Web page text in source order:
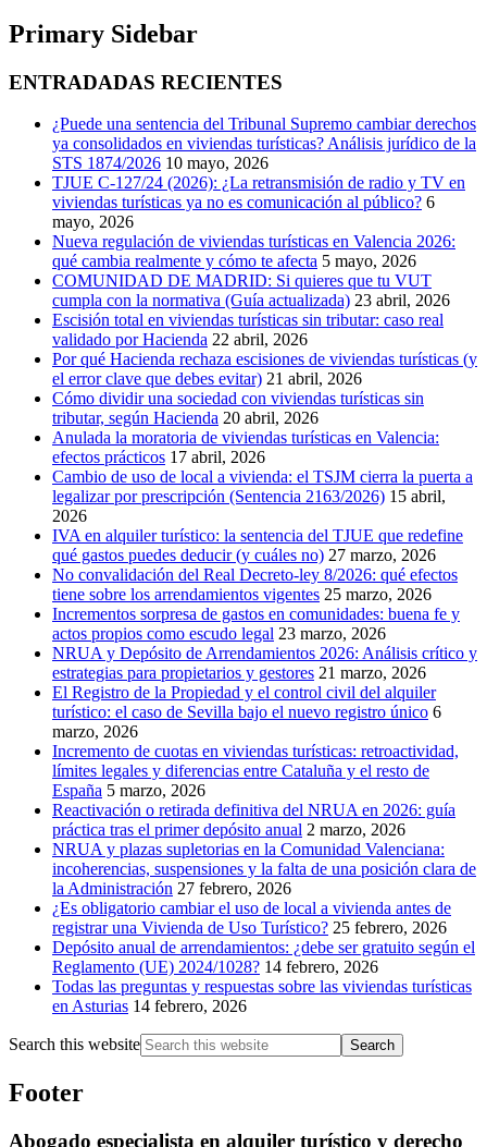
Primary Sidebar
ENTRADADAS RECIENTES
¿Puede una sentencia del Tribunal Supremo cambiar derechos
ya consolidados en viviendas turísticas? Análisis jurídico de la
STS 1874/2026 10 mayo, 2026
TJUE C-127/24 (2026): ¿La retransmisión de radio y TV en
viviendas turísticas ya no es comunicación al público? 6
mayo, 2026
Nueva regulación de viviendas turísticas en Valencia 2026:
qué cambia realmente y cómo te afecta 5 mayo, 2026
COMUNIDAD DE MADRID: Si quieres que tu VUT
cumpla con la normativa (Guía actualizada) 23 abril, 2026
Escisión total en viviendas turísticas sin tributar: caso real
validado por Hacienda 22 abril, 2026
Por qué Hacienda rechaza escisiones de viviendas turísticas (y
el error clave que debes evitar) 21 abril, 2026
Cómo dividir una sociedad con viviendas turísticas sin
tributar, según Hacienda 20 abril, 2026
Anulada la moratoria de viviendas turísticas en Valencia:
efectos prácticos 17 abril, 2026
Cambio de uso de local a vivienda: el TSJM cierra la puerta a
legalizar por prescripción (Sentencia 2163/2026) 15 abril,
2026
IVA en alquiler turístico: la sentencia del TJUE que redefine
qué gastos puedes deducir (y cuáles no) 27 marzo, 2026
No convalidación del Real Decreto-ley 8/2026: qué efectos
tiene sobre los arrendamientos vigentes 25 marzo, 2026
Incrementos sorpresa de gastos en comunidades: buena fe y
actos propios como escudo legal 23 marzo, 2026
NRUA y Depósito de Arrendamientos 2026: Análisis crítico y
estrategias para propietarios y gestores 21 marzo, 2026
El Registro de la Propiedad y el control civil del alquiler
turístico: el caso de Sevilla bajo el nuevo registro único 6
marzo, 2026
Incremento de cuotas en viviendas turísticas: retroactividad,
límites legales y diferencias entre Cataluña y el resto de
España 5 marzo, 2026
Reactivación o retirada definitiva del NRUA en 2026: guía
práctica tras el primer depósito anual 2 marzo, 2026
NRUA y plazas supletorias en la Comunidad Valenciana:
incoherencias, suspensiones y la falta de una posición clara de
la Administración 27 febrero, 2026
¿Es obligatorio cambiar el uso de local a vivienda antes de
registrar una Vivienda de Uso Turístico? 25 febrero, 2026
Depósito anual de arrendamientos: ¿debe ser gratuito según el
Reglamento (UE) 2024/1028? 14 febrero, 2026
Todas las preguntas y respuestas sobre las viviendas turísticas
en Asturias 14 febrero, 2026
Search this website
Footer
Abogado especialista en alquiler turístico y derecho